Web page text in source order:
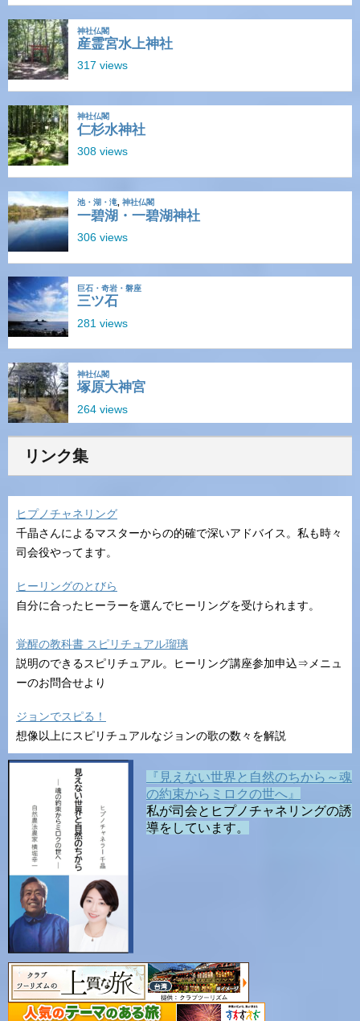
リンク集
ヒプノチャネリング
千晶さんによるマスターからの的確で深いアドバイス。私も時々
司会役やってます。
ヒーリングのとびら
自分に合ったヒーラーを選んでヒーリングを受けられます。
覚醒の教科書 スピリチュアル瑠璃
説明のできるスピリチュアル。ヒーリング講座参加申込⇒メニュ
ーのお問合せより
ジョンでスピる！
想像以上にスピリチュアルなジョンの歌の数々を解説
『見えない世界と自然のちから～魂
の約束からミロクの世へ』
私が司会とヒプノチャネリングの誘
導をしています。